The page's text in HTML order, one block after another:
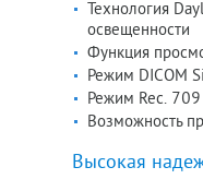
Технология
освещенности
Функция
Режим DICOM
Режим Rec. 709
Возможность
Высокая